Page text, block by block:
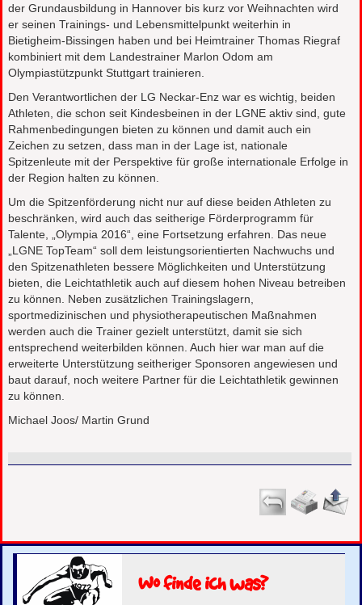
der Grundausbildung in Hannover bis kurz vor Weihnachten wird
er seinen Trainings- und Lebensmittelpunkt weiterhin in
Bietigheim-Bissingen haben und bei Heimtrainer Thomas Riegraf
kombiniert mit dem Landestrainer Marlon Odom am
Olympiastützpunkt Stuttgart trainieren.
Den Verantwortlichen der LG Neckar-Enz war es wichtig, beiden
Athleten, die schon seit Kindesbeinen in der LGNE aktiv sind, gute
Rahmenbedingungen bieten zu können und damit auch ein
Zeichen zu setzen, dass man in der Lage ist, nationale
Spitzenleute mit der Perspektive für große internationale Erfolge in
der Region halten zu können.
Um die Spitzenförderung nicht nur auf diese beiden Athleten zu
beschränken, wird auch das seitherige Förderprogramm für
Talente, „Olympia 2016“, eine Fortsetzung erfahren. Das neue
„LGNE TopTeam“ soll dem leistungsorientierten Nachwuchs und
den Spitzenathleten bessere Möglichkeiten und Unterstützung
bieten, die Leichtathletik auch auf diesem hohen Niveau betreiben
zu können. Neben zusätzlichen Trainingslagern,
sportmedizinischen und physiotherapeutischen Maßnahmen
werden auch die Trainer gezielt unterstützt, damit sie sich
entsprechend weiterbilden können. Auch hier war man auf die
erweiterte Unterstützung seitheriger Sponsoren angewiesen und
baut darauf, noch weitere Partner für die Leichtathletik gewinnen
zu können.
Michael Joos/ Martin Grund
Wo finde ich was?